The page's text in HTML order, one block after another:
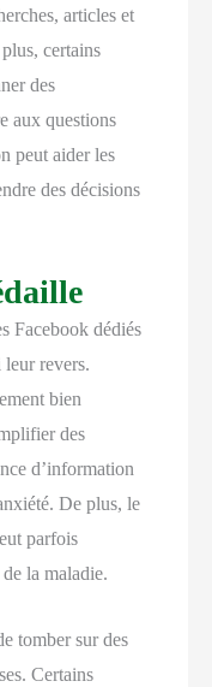
articles et
certains
des
aux questions
peut aider les
des décisions
Facebook dédiés
leur revers.
bien
des
d’information
De plus, le
parfois
la maladie.
tomber sur des
Certains